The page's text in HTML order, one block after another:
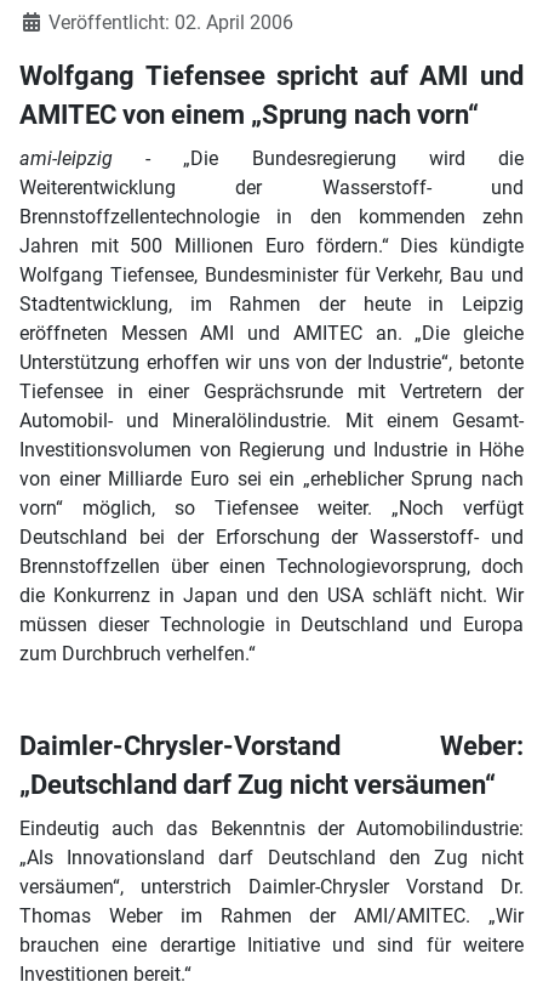
DetailsVeröffentlicht: 02. April 2006
Wolfgang Tiefensee spricht auf AMI und
AMITEC von einem „Sprung nach vorn“
ami-leipzig - „Die Bundesregierung wird die
Weiterentwicklung der Wasserstoff- und
Brennstoffzellentechnologie in den kommenden zehn
Jahren mit 500 Millionen Euro fördern.“ Dies kündigte
Wolfgang Tiefensee, Bundesminister für Verkehr, Bau und
Stadtentwicklung, im Rahmen der heute in Leipzig
eröffneten Messen AMI und AMITEC an. „Die gleiche
Unterstützung erhoffen wir uns von der Industrie“, betonte
Tiefensee in einer Gesprächsrunde mit Vertretern der
Automobil- und Mineralölindustrie. Mit einem Gesamt-
Investitionsvolumen von Regierung und Industrie in Höhe
von einer Milliarde Euro sei ein „erheblicher Sprung nach
vorn“ möglich, so Tiefensee weiter. „Noch verfügt
Deutschland bei der Erforschung der Wasserstoff- und
Brennstoffzellen über einen Technologievorsprung, doch
die Konkurrenz in Japan und den USA schläft nicht. Wir
müssen dieser Technologie in Deutschland und Europa
zum Durchbruch verhelfen.“
Daimler-Chrysler-Vorstand Weber:
„Deutschland darf Zug nicht versäumen“
Eindeutig auch das Bekenntnis der Automobilindustrie:
„Als Innovationsland darf Deutschland den Zug nicht
versäumen“, unterstrich Daimler-Chrysler Vorstand Dr.
Thomas Weber im Rahmen der AMI/AMITEC. „Wir
brauchen eine derartige Initiative und sind für weitere
Investitionen bereit.“